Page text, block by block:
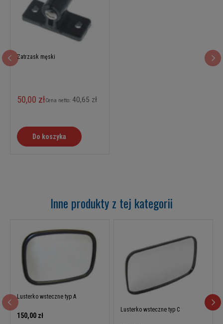
Zatrzask męski
50,00 złCena netto: 40,65 zł
Do koszyka
Inne produkty z tej kategorii
Lusterko wsteczne typ A
150,00 zł
Lusterko wsteczne typ C